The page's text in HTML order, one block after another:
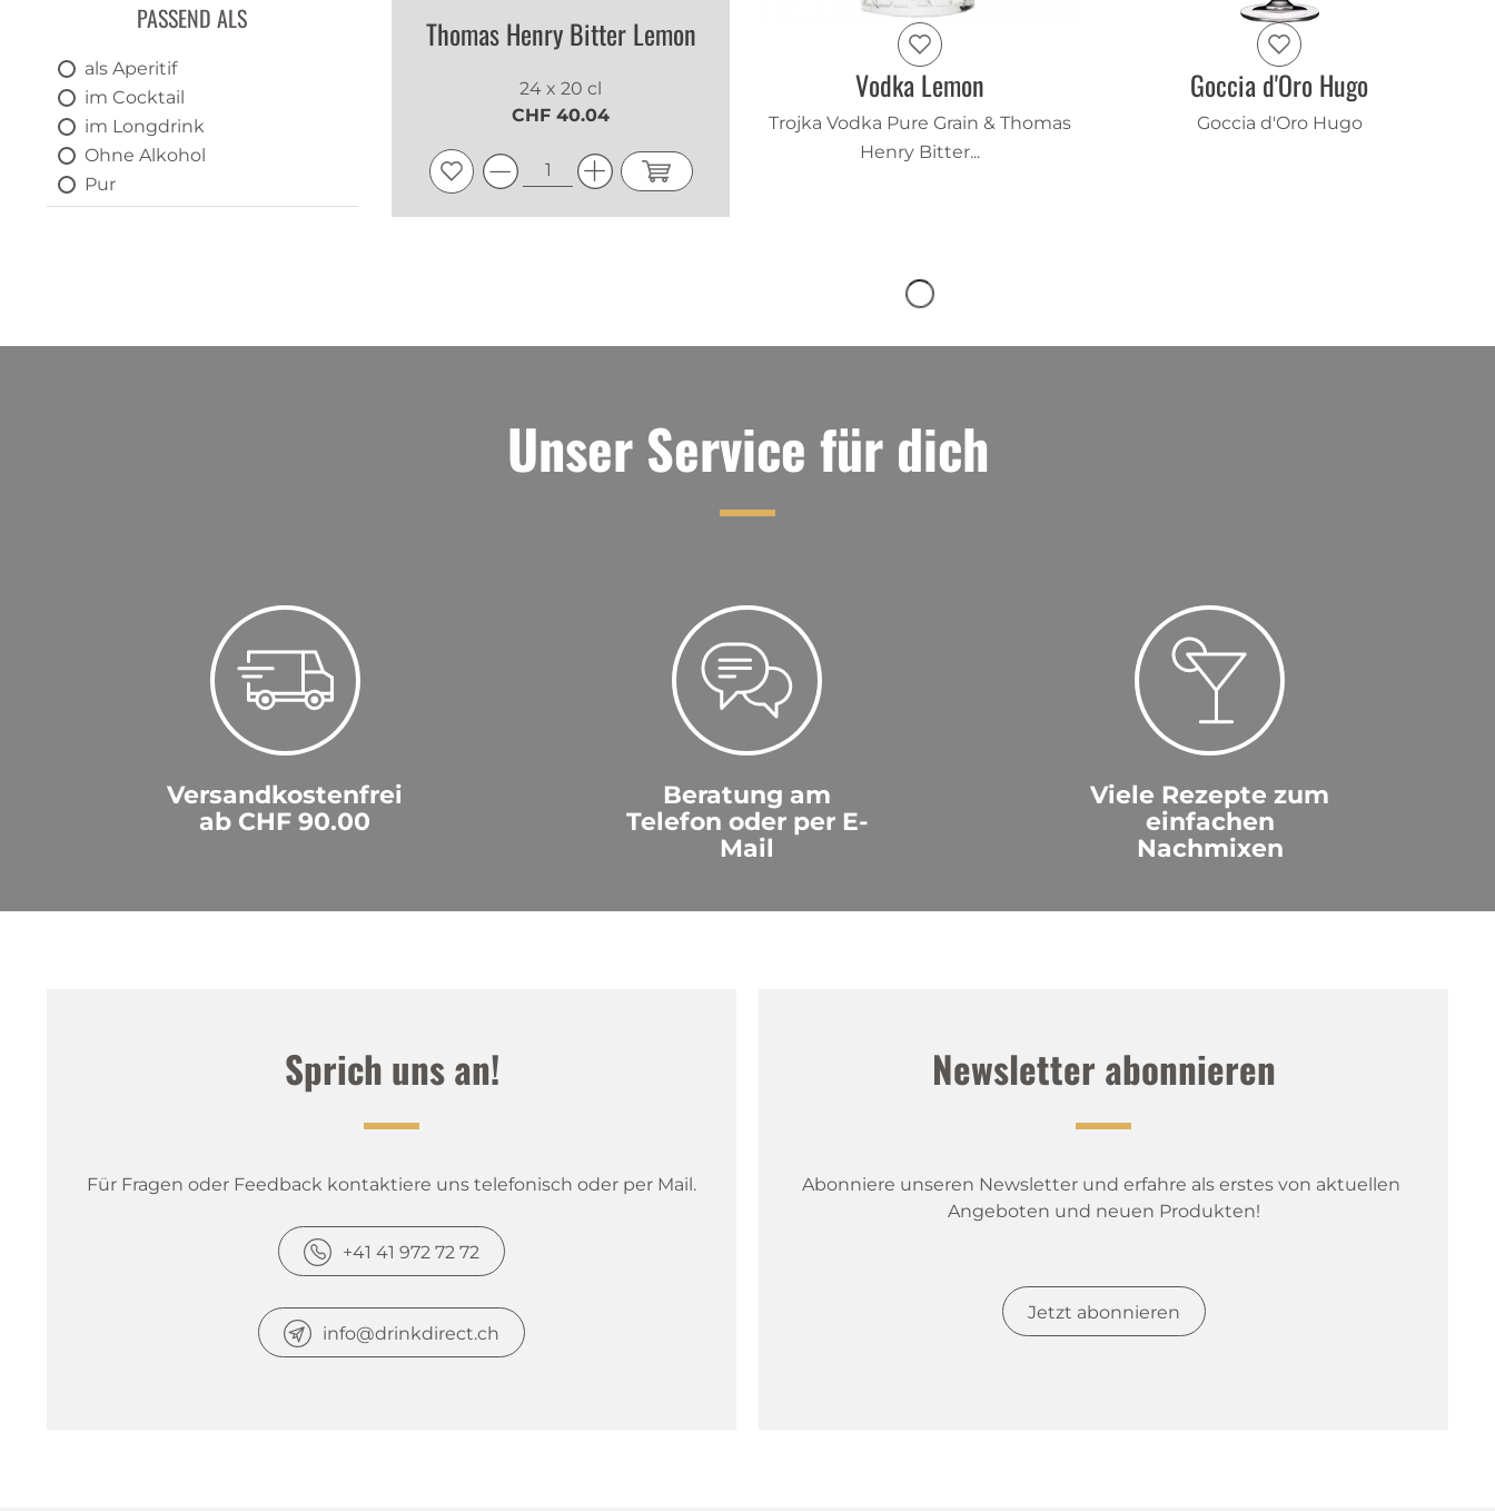
PASSEND ALS
als Aperitif
im Cocktail
im Longdrink
Ohne Alkohol
Pur
Ready to Drink
Thomas Henry Bitter Lemon
24 x 20 cl
CHF 40.04
Vodka Lemon
Trojka Vodka Pure Grain & Thomas
Henry Bitter...
Goccia d'Oro Hugo
Goccia d'Oro Hugo
Unser Service für dich
Versandkostenfrei
ab CHF 90.00
Beratung am
Telefon oder per E-
Mail
Viele Rezepte zum
einfachen
Nachmixen
Sprich uns an!
Für Fragen oder Feedback kontaktiere uns telefonisch oder per Mail.
+41 41 972 72 72
info@drinkdirect.ch
Newsletter abonnieren
Abonniere unseren Newsletter und erfahre als erstes von aktuellen
Angeboten und neuen Produkten!
Jetzt abonnieren